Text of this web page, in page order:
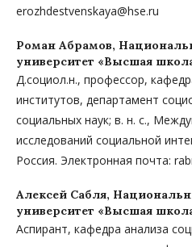
erozhdestvenskaya@hse.ru
Роман Абрамов,
университет «Высшая
Д.социол.н., профессор,
институтов, департамент
социальных наук; в. н. с.,
исследований социальной
Россия. Электронная почта:
Алексей Сабля,
университет «Высшая
Аспирант, кафедра анализа